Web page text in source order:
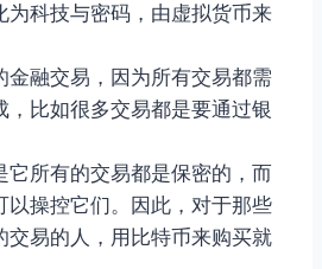
为科技与密码，由虚拟货币来
金融交易，因为所有交易都需
，比如很多交易都是要通过银
它所有的交易都是保密的，而
以操控它们。因此，对于那些
交易的人，用比特币来购买就